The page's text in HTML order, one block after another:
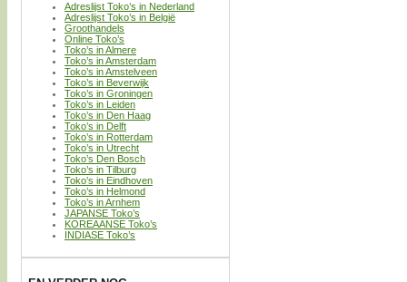
Adreslijst Toko’s in Nederland
Adreslijst Toko’s in België
Groothandels
Online Toko’s
Toko’s in Almere
Toko’s in Amsterdam
Toko’s in Amstelveen
Toko’s in Beverwijk
Toko’s in Groningen
Toko’s in Leiden
Toko’s in Den Haag
Toko’s in Delft
Toko’s in Rotterdam
Toko’s in Utrecht
Toko’s Den Bosch
Toko’s in Tilburg
Toko’s in Eindhoven
Toko’s in Helmond
Toko’s in Arnhem
JAPANSE Toko’s
KOREAANSE Toko’s
INDIASE Toko’s